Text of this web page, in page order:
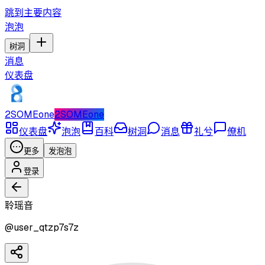
跳到主要内容
泡泡
树洞
消息
仪表盘
2SOMEone2SOMEone
仪表盘
泡泡 百科 树洞 消息 礼兮 僚机
更多 发泡泡
登录
聆瑶音
@user_qtzp7s7z